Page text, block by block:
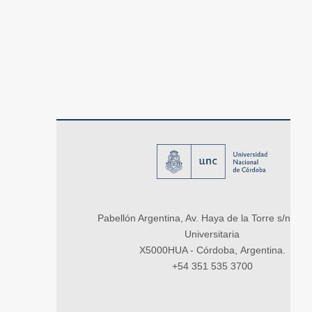
Pabellón Argentina, Av. Haya de la Torre s/n,
Universitaria
X5000HUA - Córdoba, Argentina.
+54 351 535 3700